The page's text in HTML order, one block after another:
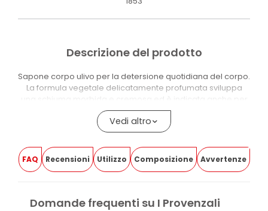
Descrizione del prodotto
Sapone corpo ulivo per la detersione quotidiana del corpo.
La formula vegetale delicatamente profumata sviluppa
una schiuma morbida e cremosa ed è indicata anche per
pelli sensibili e per tutta la famiglia.
La ricetta riprende quella originale dell’antico Saponificio
Frutto e Foglia di Ulivo da upcycling e Amido di Riso, che
contribuisce alla cremosità della schiuma.
origine naturale. Le materie prime indicate con asterisco
derivano da Olio di Palma Sostenibile certificato RSPO-MB,
Vedi altro
FAQ Recensioni Utilizzo Composizione Avvertenze
Domande frequenti su I Provenzali